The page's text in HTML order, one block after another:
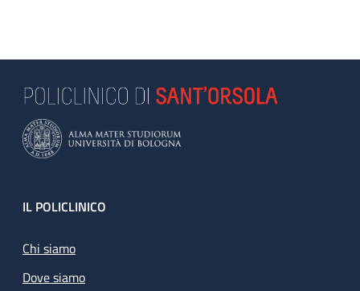
Footer
IL POLICLINICO
Chi siamo
Dove siamo